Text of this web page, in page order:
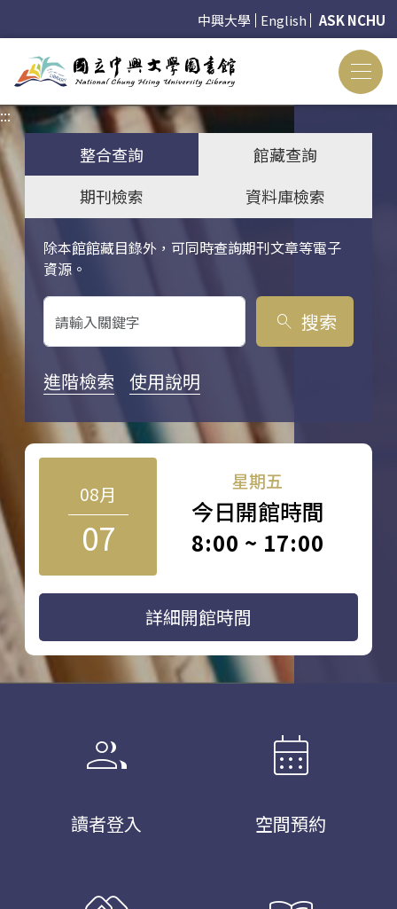
中興大學 English ASK NCHU
:::
整合查詢
館藏查詢
期刊檢索
資料庫檢索
除本館館藏目錄外，可同時查詢期刊文章等電子
資源。
關鍵字搜尋
search 搜索
進階檢索 使用說明
08月
07
星期五
今日開館時間
8:00 ~ 17:00
詳細開館時間
group
讀者登入
calendar_month
空間預約